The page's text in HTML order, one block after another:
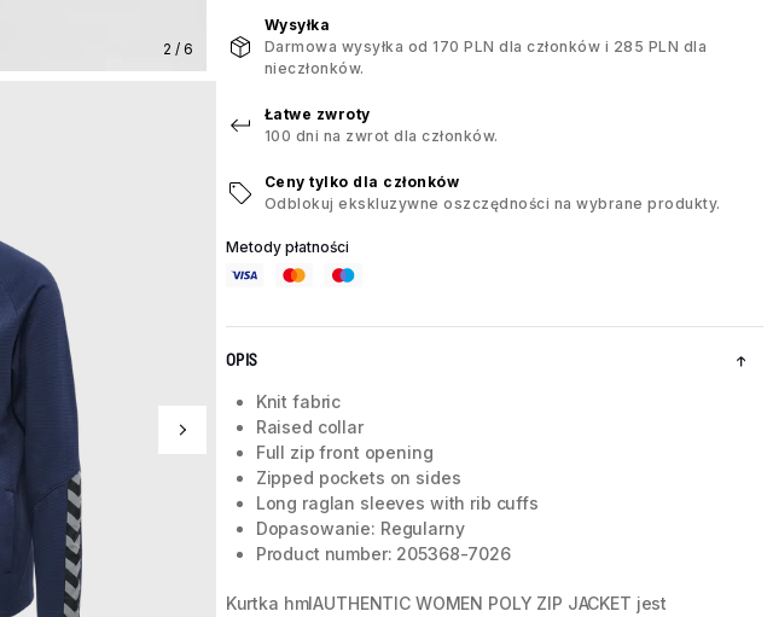
2 / 6
Wysyłka
Darmowa wysyłka od 170 PLN dla członków i 285 PLN dla
nieczłonków.
Łatwe zwroty
100 dni na zwrot dla członków.
Ceny tylko dla członków
Odblokuj ekskluzywne oszczędności na wybrane produkty.
Metody płatności
OPIS
Knit fabric
Raised collar
Full zip front opening
Zipped pockets on sides
Long raglan sleeves with rib cuffs
Dopasowanie: Regularny
Product number: 205368-7026
Kurtka hmlAUTHENTIC WOMEN POLY ZIP JACKET jest